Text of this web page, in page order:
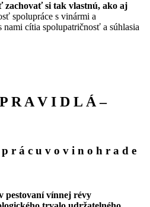
zachovať si tak vlastnú, ako aj
spolupráce s vinármi a
cítia spolupatričnosť a súhlasia
P R A V I D L Á –
p r á c u v o v i n o h r a d e
pestovaní vínnej révy